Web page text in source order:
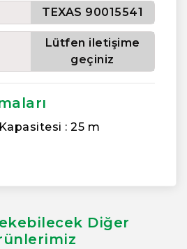
TEXAS 90015541
Lütfen iletişime
geçiniz
: 25 m
Diğer